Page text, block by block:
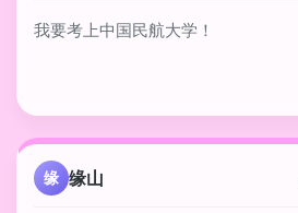
我要考上中国民航大学！
缘 缘山